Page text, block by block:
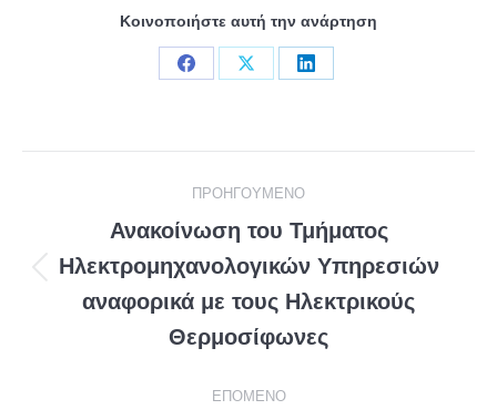
Κοινοποιήστε αυτή την ανάρτηση
Share
Share
Share
navigation
ΠΡΟΗΓΟΎΜΕΝΟ
Προηγούμενη
ανάρτηση
Ανακοίνωση του Τμήματος
Ηλεκτρομηχανολογικών Υπηρεσιών
αναφορικά με τους Ηλεκτρικούς
Θερμοσίφωνες
EΠΌΜΕΝΟ